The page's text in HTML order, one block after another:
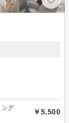
ング
￥5,500